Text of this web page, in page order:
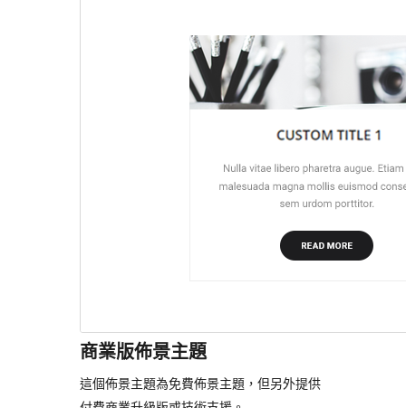
商業版佈景主題
這個佈景主題為免費佈景主題，但另外提供